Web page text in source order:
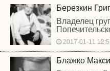
Березкин
Владелец
2017-01-11
Блажко